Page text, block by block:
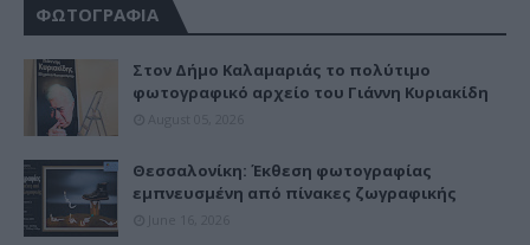
ΦΩΤΟΓΡΑΦΙΑ
Στον Δήμο Καλαμαριάς το πολύτιμο
φωτογραφικό αρχείο του Γιάννη Κυριακίδη
Θεσσαλονίκη: Έκθεση φωτογραφίας
εμπνευσμένη από πίνακες ζωγραφικής